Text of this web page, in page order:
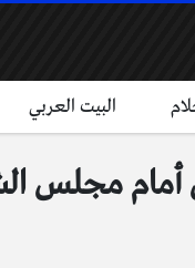
البيت العربي
أمام مجلس